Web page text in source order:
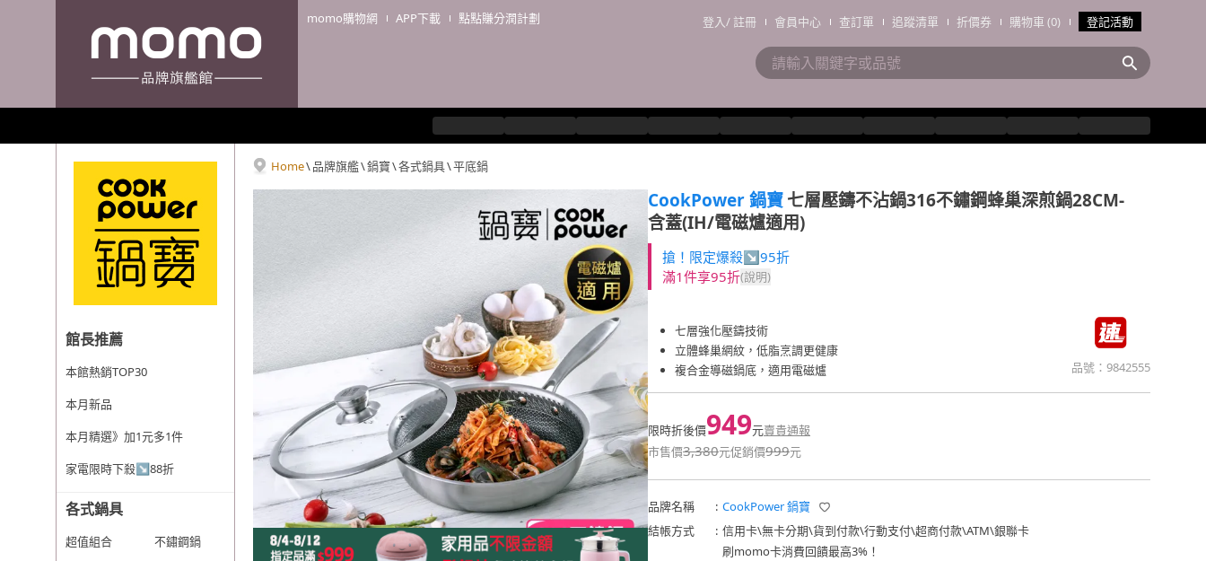
momo購物網 APP下載 點點賺分潤計劃 登入/註冊 會員中心 查訂單 追蹤清單 折價券 購物車 (0) 登記活動
館長推薦
本館熱銷TOP30
本月新品
本月精選》加1元多1件
家電限時下殺↘88折
各式鍋具
超值組合
不鏽鋼鍋
Home\品牌旗艦\鍋寶\各式鍋具\平底鍋
CookPower 鍋寶七層壓鑄不沾鍋316不鏽鋼蜂巢深煎鍋28CM-
含蓋(IH/電磁爐適用)
搶！限定爆殺↘95折
滿1件享95折(說明)
七層強化壓鑄技術
立體蜂巢網紋，低脂烹調更健康
複合金導磁鍋底，適用電磁爐
品號： 9842555
限時折後價949元賣貴通報
市售價3,380元促銷價999元
品牌名稱 : CookPower 鍋寶
結帳方式
: 信用卡\無卡分期\貨到付款\行動支付\超商付款\ATM\銀聯卡
刷momo卡消費回饋最高3%！